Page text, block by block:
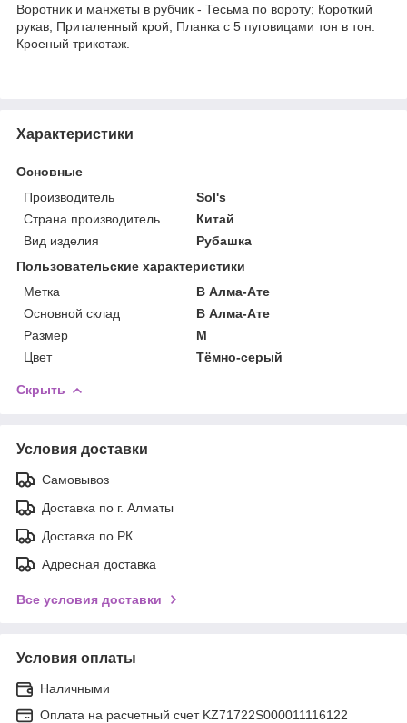
Воротник и манжеты в рубчик - Тесьма по вороту; Короткий
рукав; Приталенный крой; Планка с 5 пуговицами тон в тон:
Кроеный трикотаж.
Характеристики
Основные
Производитель
Sol's
Страна производитель
Китай
Вид изделия
Рубашка
Пользовательские характеристики
Метка
В Алма-Ате
Основной склад
В Алма-Ате
Размер
M
Цвет
Тёмно-серый
Скрыть
Условия доставки
Самовывоз
Доставка по г. Алматы
Доставка по РК.
Адресная доставка
Все условия доставки
Условия оплаты
Наличными
Оплата на расчетный счет KZ71722S000011116122